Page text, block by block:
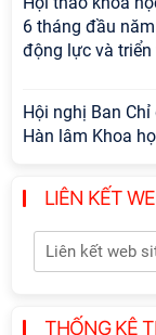
6 tháng đầu
động lực và triển
Hội nghị Ban
Hàn lâm Khoa
triển Việt Nam
Định hướng
LIÊN KẾT
THỐNG KÊ